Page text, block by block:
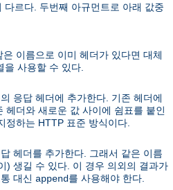
르다. 두번째 아규먼트로 아래 값중
이름으로 이미 헤더가 있다면 대체
을 사용할 수 있다.
응답 헤더에 추가한다. 기존 헤더에
헤더와 새로운 값 사이에 쉼표를 붙인
정하는 HTTP 표준 방식이다.
헤더를 추가한다. 그래서 같은 이름
) 생길 수 있다. 이 경우 의외의 결과가
대신 append를 사용해야 한다.